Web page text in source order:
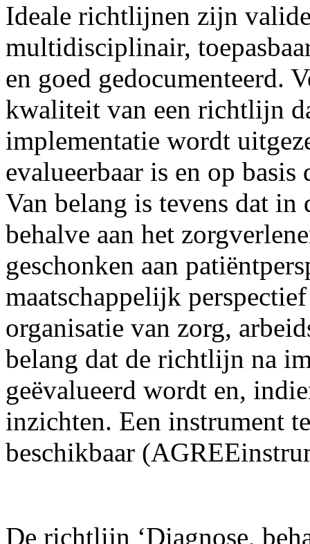
Ideale richtlijnen zijn
multidisciplinair,
en goed gedocumenteerd.
kwaliteit van een richtlijn
implementatie wordt
evalueerbaar is en op basis
Van belang is tevens dat
behalve aan het
geschonken aan
maatschappelijk
organisatie van zorg,
belang dat de richtlijn na
geëvalueerd wordt en,
inzichten. Een instrument
beschikbaar
De richtlijn ‘Diagnose,